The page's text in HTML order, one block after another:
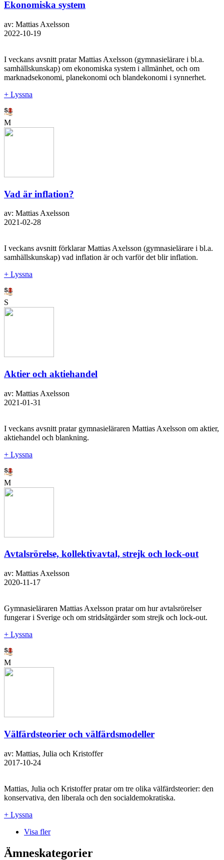
Ekonomiska system
av: Mattias Axelsson
2022-10-19
I veckans avsnitt pratar Mattias Axelsson (gymnasielärare i bl.a.
samhällskunskap) om ekonomiska system i allmänhet, och om
marknadsekonomi, planekonomi och blandekonomi i synnerhet.
+ Lyssna
M
Vad är inflation?
av: Mattias Axelsson
2021-02-28
I veckans avsnitt förklarar Mattias Axelsson (gymnasielärare i bl.a.
samhällskunskap) vad inflation är och varför det blir inflation.
+ Lyssna
S
Aktier och aktiehandel
av: Mattias Axelsson
2021-01-31
I veckans avsnitt pratar gymnasieläraren Mattias Axelsson om aktier,
aktiehandel och blankning.
+ Lyssna
M
Avtalsrörelse, kollektivavtal, strejk och lock-out
av: Mattias Axelsson
2020-11-17
Gymnasieläraren Mattias Axelsson pratar om hur avtalsrörelser
fungerar i Sverige och om stridsåtgärder som strejk och lock-out.
+ Lyssna
M
Välfärdsteorier och välfärdsmodeller
av: Mattias, Julia och Kristoffer
2017-10-24
Mattias, Julia och Kristoffer pratar om tre olika välfärdsteorier: den
konservativa, den liberala och den socialdemokratiska.
+ Lyssna
Visa fler
Ämneskategorier